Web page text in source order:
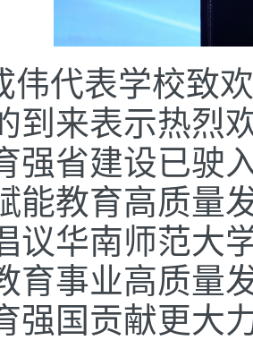
伟代表学校致
到来表示热烈
强省建设已驶
能教育高质量
议华南师范大
育事业高质量
强国贡献更大